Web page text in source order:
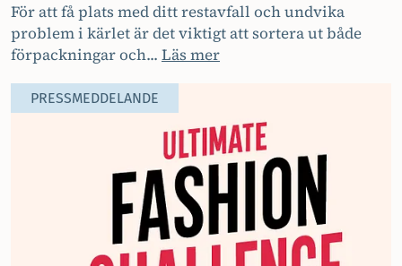
För att få plats med ditt restavfall och undvika
problem i kärlet är det viktigt att sortera ut både
förpackningar och... Läs mer
PRESSMEDDELANDE